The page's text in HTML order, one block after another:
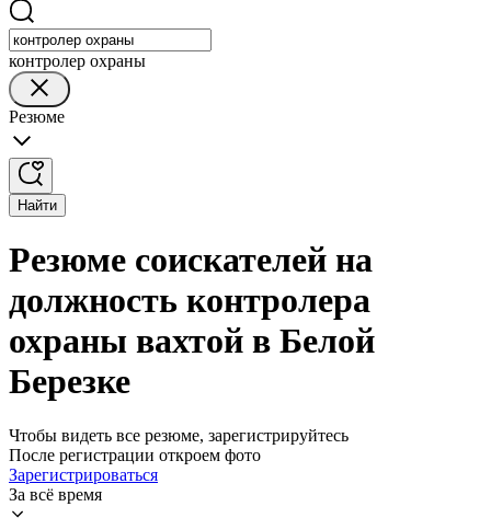
контролер охраны
Резюме
Найти
Резюме соискателей на
должность контролера
охраны вахтой в Белой
Березке
Чтобы видеть все резюме, зарегистрируйтесь
После регистрации откроем фото
Зарегистрироваться
За всё время